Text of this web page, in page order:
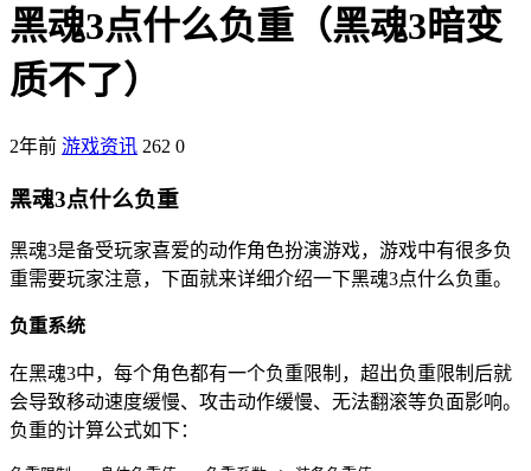
黑魂3点什么负重（黑魂3暗变
质不了）
2年前 游戏资讯 262 0
黑魂3点什么负重
黑魂3是备受玩家喜爱的动作角色扮演游戏，游戏中有很多负
重需要玩家注意，下面就来详细介绍一下黑魂3点什么负重。
负重系统
在黑魂3中，每个角色都有一个负重限制，超出负重限制后就
会导致移动速度缓慢、攻击动作缓慢、无法翻滚等负面影响。
负重的计算公式如下：